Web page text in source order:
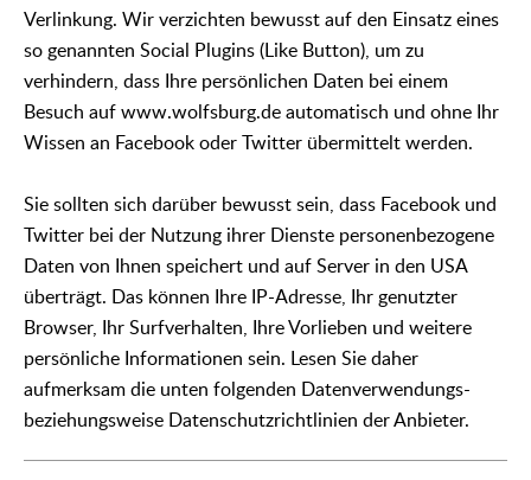
Verlinkung. Wir verzichten bewusst auf den Einsatz eines
so genannten Social Plugins (Like Button), um zu
verhindern, dass Ihre persönlichen Daten bei einem
Besuch auf www.wolfsburg.de automatisch und ohne Ihr
Wissen an Facebook oder Twitter übermittelt werden.
Sie sollten sich darüber bewusst sein, dass Facebook und
Twitter bei der Nutzung ihrer Dienste personenbezogene
Daten von Ihnen speichert und auf Server in den USA
überträgt. Das können Ihre IP-Adresse, Ihr genutzter
Browser, Ihr Surfverhalten, Ihre Vorlieben und weitere
persönliche Informationen sein. Lesen Sie daher
aufmerksam die unten folgenden Datenverwendungs-
beziehungsweise Datenschutzrichtlinien der Anbieter.